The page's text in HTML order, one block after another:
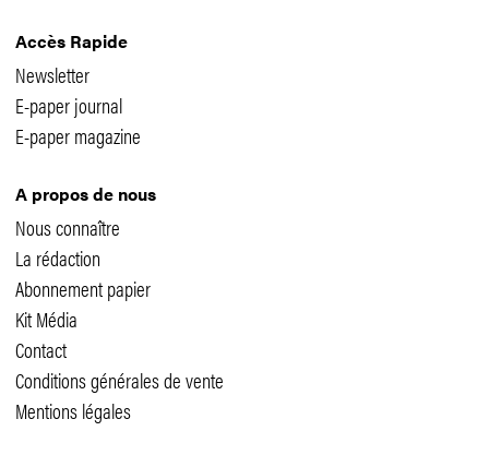
Accès Rapide
Newsletter
E-paper journal
E-paper magazine
A propos de nous
Nous connaître
La rédaction
Abonnement papier
Kit Média
Contact
Conditions générales de vente
Mentions légales